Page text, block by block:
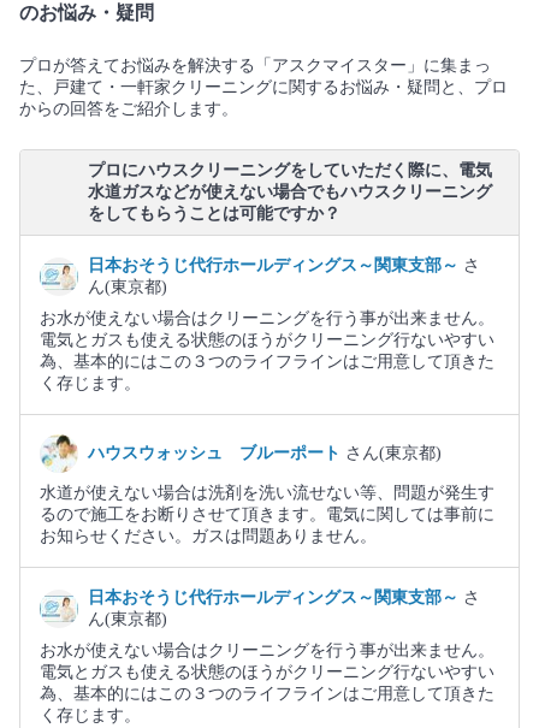
のお悩み・疑問
プロが答えてお悩みを解決する「アスクマイスター」に集まっ
た、戸建て・一軒家クリーニングに関するお悩み・疑問と、プロ
からの回答をご紹介します。
プロにハウスクリーニングをしていただく際に、電気
水道ガスなどが使えない場合でもハウスクリーニング
をしてもらうことは可能ですか？
日本おそうじ代行ホールディングス～関東支部～ さ
ん(東京都)
お水が使えない場合はクリーニングを行う事が出来ません。
電気とガスも使える状態のほうがクリーニング行ないやすい
為、基本的にはこの３つのライフラインはご用意して頂きた
く存じます。
ハウスウォッシュ ブルーポート さん(東京都)
水道が使えない場合は洗剤を洗い流せない等、問題が発生す
るので施工をお断りさせて頂きます。電気に関しては事前に
お知らせください。ガスは問題ありません。
日本おそうじ代行ホールディングス～関東支部～ さ
ん(東京都)
お水が使えない場合はクリーニングを行う事が出来ません。
電気とガスも使える状態のほうがクリーニング行ないやすい
為、基本的にはこの３つのライフラインはご用意して頂きた
く存じます。